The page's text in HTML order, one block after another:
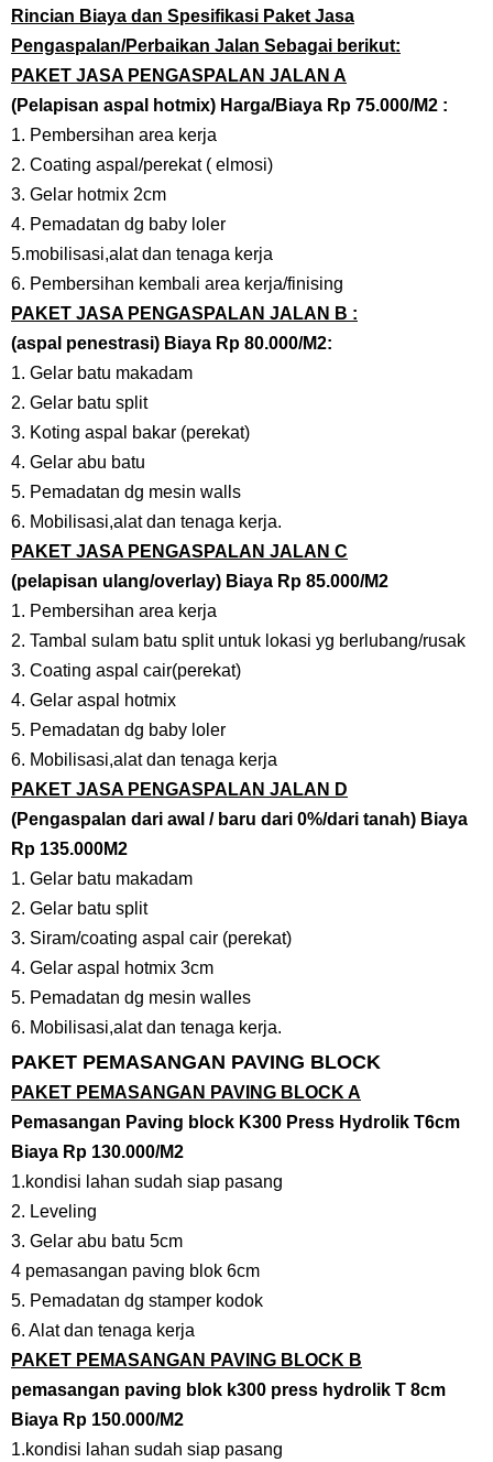
Rincian Biaya dan Spesifikasi Paket Jasa
Pengaspalan/Perbaikan Jalan Sebagai berikut:
PAKET JASA PENGASPALAN JALAN A
(Pelapisan aspal hotmix) Harga/Biaya Rp 75.000/M2 :
1. Pembersihan area kerja
2. Coating aspal/perekat ( elmosi)
3. Gelar hotmix 2cm
4. Pemadatan dg baby loler
5.mobilisasi,alat dan tenaga kerja
6. Pembersihan kembali area kerja/finising
PAKET JASA PENGASPALAN JALAN B :
(aspal penestrasi) Biaya Rp 80.000/M2:
1. Gelar batu makadam
2. Gelar batu split
3. Koting aspal bakar (perekat)
4. Gelar abu batu
5. Pemadatan dg mesin walls
6. Mobilisasi,alat dan tenaga kerja.
PAKET JASA PENGASPALAN JALAN C
(pelapisan ulang/overlay) Biaya Rp 85.000/M2
1. Pembersihan area kerja
2. Tambal sulam batu split untuk lokasi yg berlubang/rusak
3. Coating aspal cair(perekat)
4. Gelar aspal hotmix
5. Pemadatan dg baby loler
6. Mobilisasi,alat dan tenaga kerja
PAKET JASA PENGASPALAN JALAN D
(Pengaspalan dari awal / baru dari 0%/dari tanah) Biaya
Rp 135.000M2
1. Gelar batu makadam
2. Gelar batu split
3. Siram/coating aspal cair (perekat)
4. Gelar aspal hotmix 3cm
5. Pemadatan dg mesin walles
6. Mobilisasi,alat dan tenaga kerja.
PAKET PEMASANGAN PAVING BLOCK
PAKET PEMASANGAN PAVING BLOCK A
Pemasangan Paving block K300 Press Hydrolik T6cm
Biaya Rp 130.000/M2
1.kondisi lahan sudah siap pasang
2. Leveling
3. Gelar abu batu 5cm
4 pemasangan paving blok 6cm
5. Pemadatan dg stamper kodok
6. Alat dan tenaga kerja
PAKET PEMASANGAN PAVING BLOCK B
pemasangan paving blok k300 press hydrolik T 8cm
Biaya Rp 150.000/M2
1.kondisi lahan sudah siap pasang